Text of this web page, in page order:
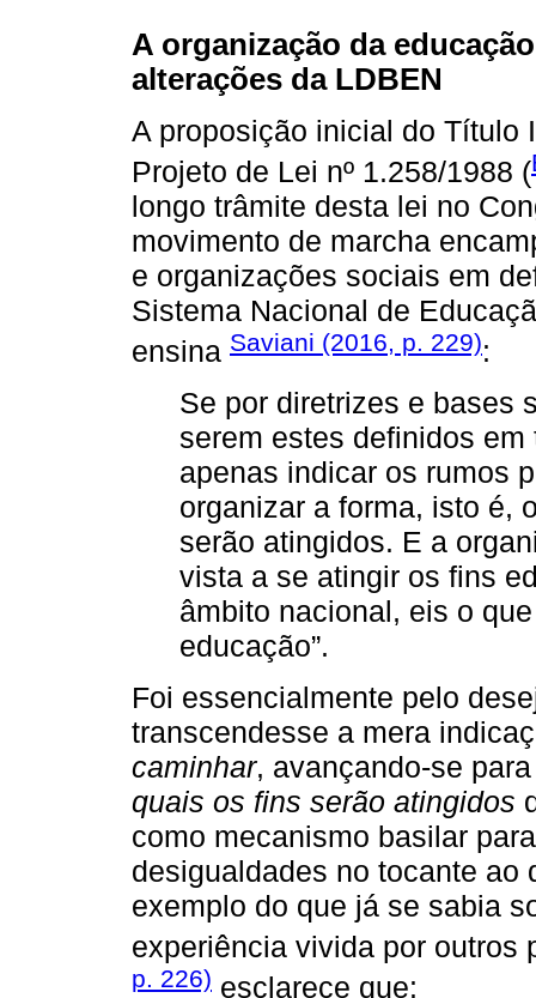
A organização da
alterações da LDBEN
A proposição inicial do Título
Projeto de Lei nº 1.258/1988 (
longo trâmite desta lei no
movimento de marcha
e organizações sociais em
Sistema Nacional de
ensina Saviani (2016, p. 229):
Se por diretrizes e bases
serem estes definidos
apenas indicar os rumos
organizar a forma, isto é,
serão atingidos. E a
vista a se atingir os fins
âmbito nacional, eis o
educação”.
Foi essencialmente pelo
transcendesse a mera
caminhar, avançando-se
quais os fins serão atingidos
como mecanismo basilar
desigualdades no tocante ao
exemplo do que já se sabia
experiência vivida por
p. 226) esclarece que: